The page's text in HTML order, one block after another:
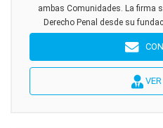
ambas Comunidades. La firma
Derecho Penal desde su